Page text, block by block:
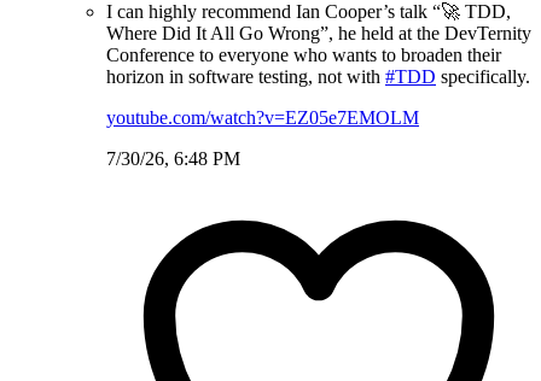
I can highly recommend Ian Cooper’s talk “🚀 TDD,
Where Did It All Go Wrong”, he held at the DevTernity
Conference to everyone who wants to broaden their
horizon in software testing, not with #TDD specifically.
youtube.com/watch?v=EZ05e7EMOLM
7/30/26, 6:48 PM